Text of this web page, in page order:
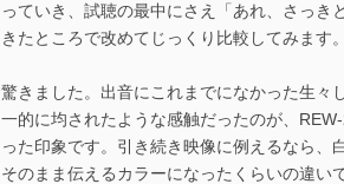
っていき、試聴の最中にさえ「あれ、さっき
きたところで改めてじっくり比較してみます。
驚きました。出音にこれまでになかった生々
一的に均されたような感触だったのが、
った印象です。引き続き映像に例えるなら、
そのまま伝えるカラーになったくらいの違いで